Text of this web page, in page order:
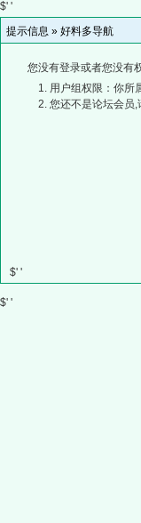
$' '
提示信息 » 好料多导航
您没有登录或者您没有
用户组权限：你所
您还不是论坛会员,
$' '
$' '